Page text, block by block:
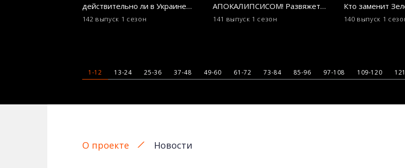
действительно ли в Украине
«преследуют христиан»?
142 выпуск 1 сезон
АПОКАЛИПСИСОМ! Развяжет
ли россия ядерную войну?
141 выпуск 1 сезон
Кто заменит
ОСТОРОЖНО!
140 выпуск 1
1-12 13-24 25-36 37-48 49-60 61-72 73-84 85-96 97-108 109-120
О проекте Новости